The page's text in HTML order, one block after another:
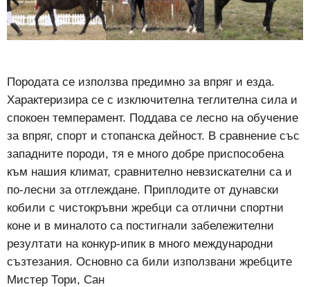
Породата се използва предимно за впряг и езда.
Характеризира се с изключителна теглителна сила и
спокоен темперамент. Поддава се лесно на обучение
за впряг, спорт и стопанска дейност. В сравнение със
западните породи, тя е много добре приспособена
към нашия климат, сравнително невзискателни са и
по-лесни за отглеждане. Приплодите от дунавски
кобили с чистокръвни жребци са отлични спортни
коне и в миналото са постигнали забележителни
резултати на конкур-ипик в много международни
съзтезания. Основно са били използвани жребците
Мистер Тори, Сан